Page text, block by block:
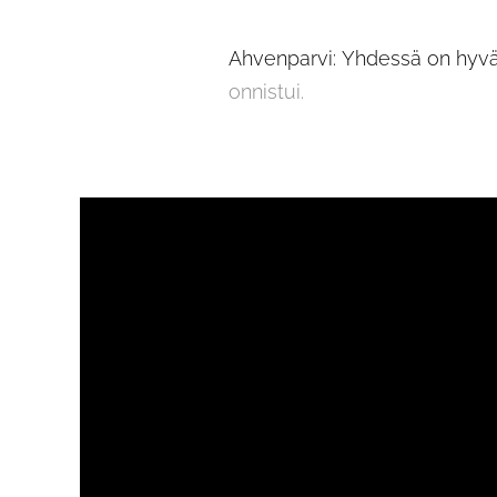
Ahvenparvi: Yhdessä
onnistui.